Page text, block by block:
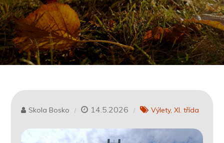
Skola Bosko 14.5.2026 Výlety XI. třída